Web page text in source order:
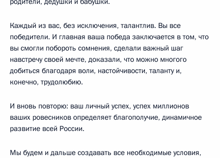
Каждый из вас, без исключения, талантлив. Вы все
победители. И главная ваша победа заключается в том, что
вы смогли побороть сомнения, сделали важный шаг
навстречу своей мечте, доказали, что можно многого
добиться благодаря воли, настойчивости, таланту и,
конечно, трудолюбию.
И вновь повторю: ваш личный успех, успех миллионов
ваших ровесников определяет благополучие, динамичное
развитие всей России.
Мы будем и дальше создавать все необходимые условия,